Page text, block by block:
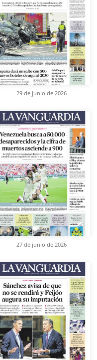
29 de junio de 2026
27 de junio de 2026